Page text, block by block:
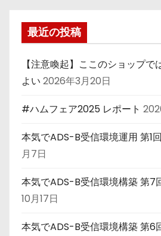
最近の投稿
【注意喚起】ここのショップ
よい 2026年3月20日
#ハムフェア2025 レポート
本気でADS-B受信環境運用 第1
月7日
本気でADS-B受信環境構築 第
10月17日
本気でADS-B受信環境構築 第